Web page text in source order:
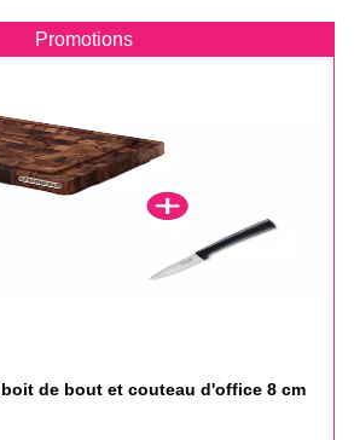
Promotions
de bout et couteau d'office 8 cm